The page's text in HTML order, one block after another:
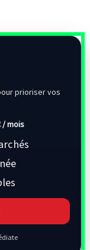
prioriser vos
/ mois